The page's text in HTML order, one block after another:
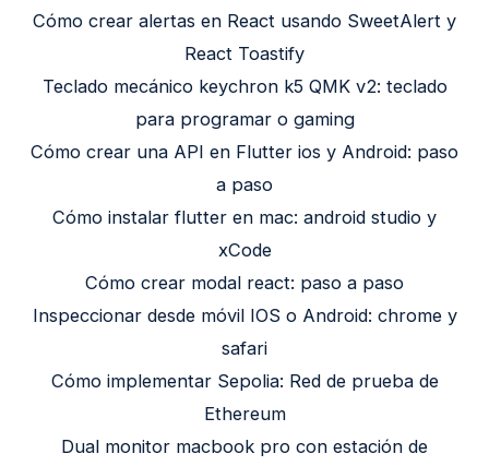
Cómo crear alertas en React usando SweetAlert y
React Toastify
Teclado mecánico keychron k5 QMK v2: teclado
para programar o gaming
Cómo crear una API en Flutter ios y Android: paso
a paso
Cómo instalar flutter en mac: android studio y
xCode
Cómo crear modal react: paso a paso
Inspeccionar desde móvil IOS o Android: chrome y
safari
Cómo implementar Sepolia: Red de prueba de
Ethereum
Dual monitor macbook pro con estación de